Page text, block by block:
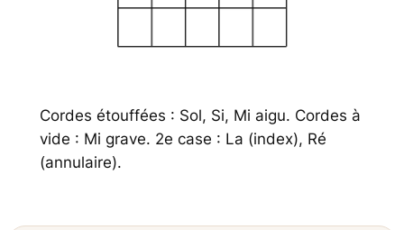
Cordes étouffées : Sol, Si, Mi aigu. Cordes à
vide : Mi grave. 2e case : La (index), Ré
(annulaire).